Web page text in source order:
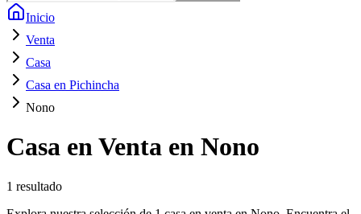
Inicio
Venta
Casa
Casa en Pichincha
Nono
Casa en Venta en Nono
1 resultado